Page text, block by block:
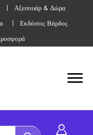
Αξεσουάρ & Δώρα
Εκδόσεις Βάρδος